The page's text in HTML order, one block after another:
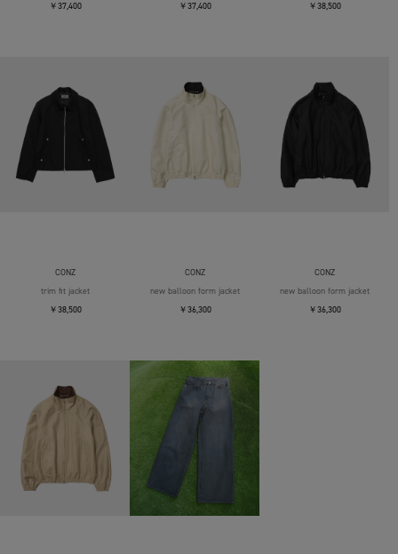
￥37,400 ￥37,400 ￥38,500
CONZ
trim fit jacket
￥38,500
CONZ
new balloon form jacket
￥36,300
CONZ
new balloon form jacket
￥36,300